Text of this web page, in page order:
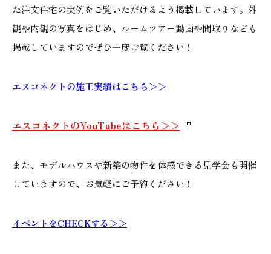
た注文住宅の実例をご覧いただけるよう掲載しています。外
観や内観の写真をはじめ、ルームツアー動画や間取りなども
掲載していますのでぜひ一度ご覧ください！
エスコネクトの施工実績はこちら＞＞
エスコネクトのYouTubeはこちら＞＞
また、モデルハウスや新築の物件を体感できる見学会も開催
していますので、お気軽にご予約ください！
イベントをCHECKする＞＞